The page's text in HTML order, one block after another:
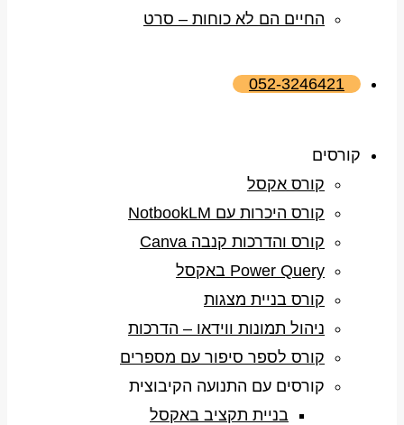
החיים הם לא כוחות – סרט
052-3246421
קורסים
קורס אקסל
קורס היכרות עם NotbookLM
קורס והדרכות קנבה Canva
Power Query באקסל
קורס בניית מצגות
ניהול תמונות ווידאו – הדרכות
קורס לספר סיפור עם מספרים
קורסים עם התנועה הקיבוצית
בניית תקציב באקסל